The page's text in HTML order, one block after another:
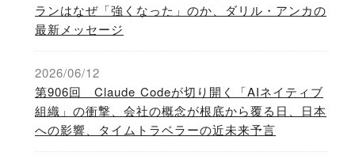
ランはなぜ「強くなった」のか、ダリル・アンカの
最新メッセージ
2026/06/12
第906回 Claude Codeが切り開く「AIネイティブ
組織」の衝撃、会社の概念が根底から覆る日、日本
への影響、タイムトラベラーの近未来予言